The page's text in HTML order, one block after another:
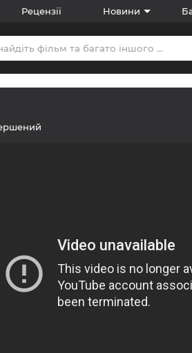
Рецензії Новини